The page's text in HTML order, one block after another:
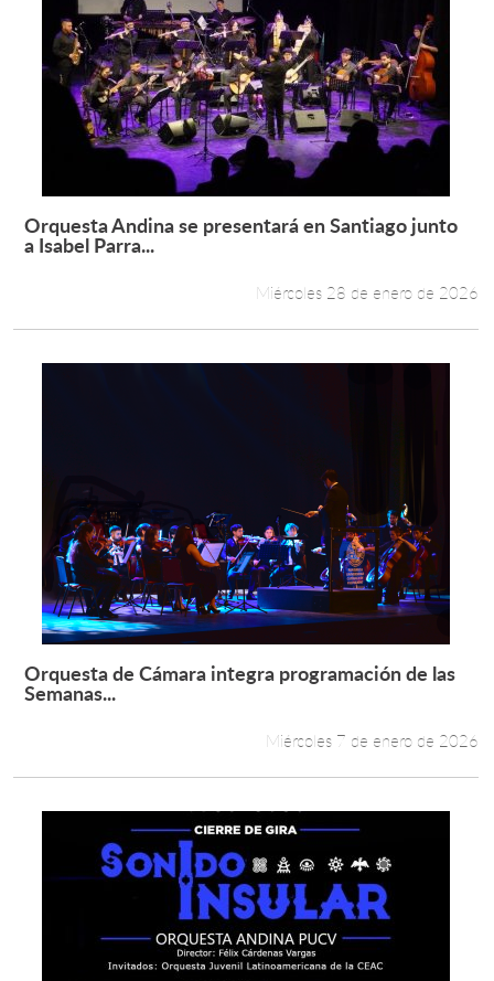
Leer más +
Orquesta Andina se presentará en Santiago junto
a Isabel Parra...
Miércoles 28 de enero de 2026
Leer más +
Orquesta de Cámara integra programación de las
Semanas...
Miércoles 7 de enero de 2026